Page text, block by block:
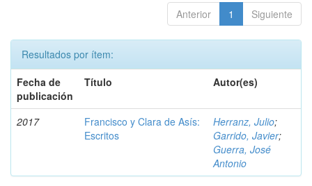
Anterior 1 Siguiente
Resultados por ítem:
Fecha de
publicación
Título Autor(es)
2017
Francisco y Clara de Asís:
Escritos
Herranz, Julio;
Garrido, Javier;
Guerra, José
Antonio